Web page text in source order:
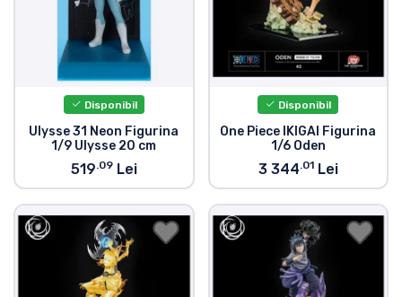
Disponibil
Ulysse 31 Neon Figurina
1/9 Ulysse 20 cm
519.09Lei
Disponibil
One Piece IKIGAI Figurina
1/6 Oden
3 344.01Lei